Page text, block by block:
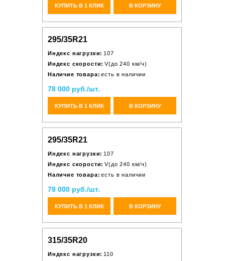
КУПИТЬ В 1 КЛИК В КОРЗИНУ
295/35R21
Индекс нагрузки: 107
Индекс скорости: V(до 240 км/ч)
Наличие товара: есть в наличии
78 000 руб./шт.
КУПИТЬ В 1 КЛИК В КОРЗИНУ
295/35R21
Индекс нагрузки: 107
Индекс скорости: V(до 240 км/ч)
Наличие товара: есть в наличии
78 000 руб./шт.
КУПИТЬ В 1 КЛИК В КОРЗИНУ
315/35R20
Индекс нагрузки: 110